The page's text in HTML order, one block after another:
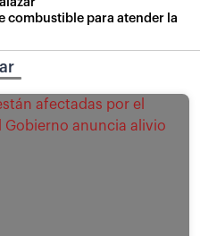
combustible para atender la